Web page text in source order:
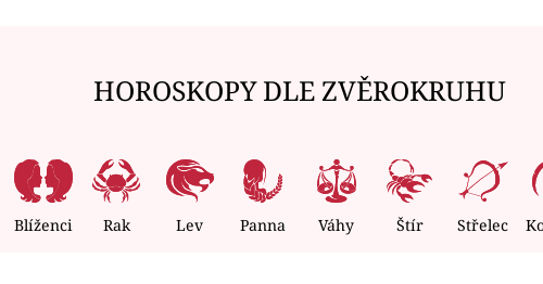
HOROSKOPY DLE ZVĚROKRUHU
Blíženci Rak Lev Panna Váhy Štír Střelec